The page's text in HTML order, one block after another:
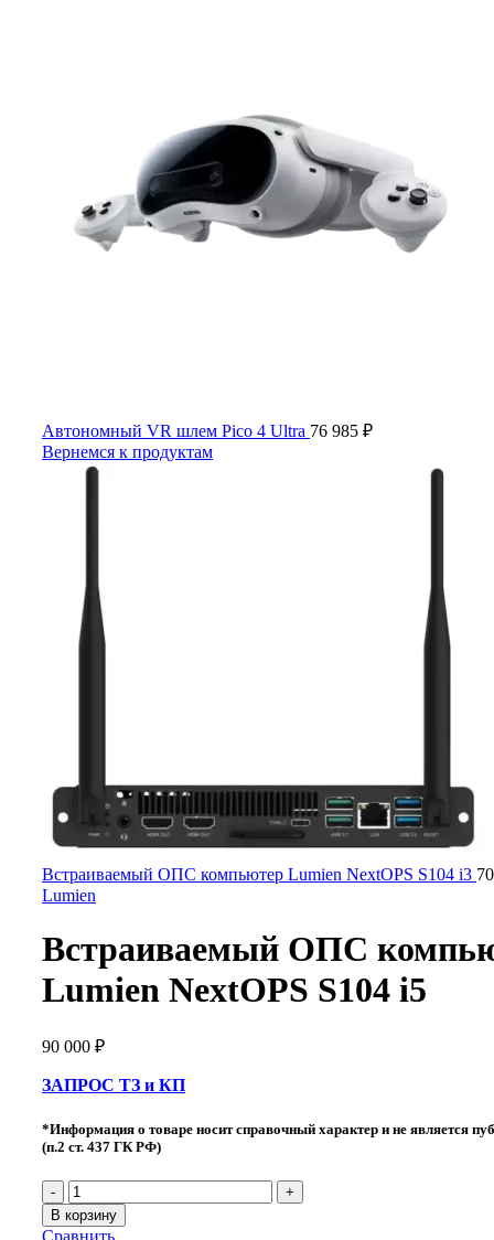
Автономный VR шлем Pico 4 Ultra 76 985 ₽
Вернемся к продуктам
Встраиваемый ОПС компьютер Lumien NextOPS S104 i3
Lumien
Встраиваемый ОПС
Lumien NextOPS S104 i5
90 000 ₽
ЗАПРОС ТЗ и КП
*Информация о товаре носит справочный характер и не является
(п.2 ст. 437 ГК РФ)
В корзину
Сравнить